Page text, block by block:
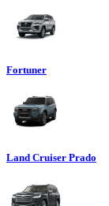
Fortuner
Land Cruiser Prado